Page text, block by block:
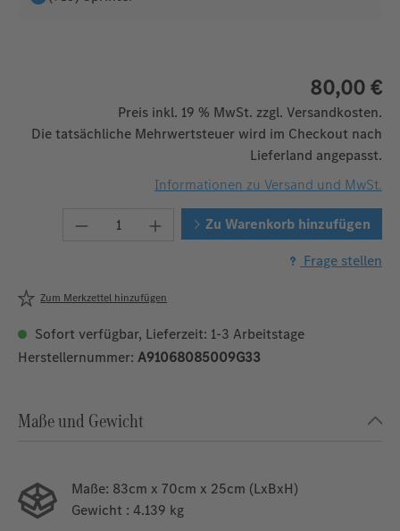
80,00 €
Preis inkl. 19 % MwSt. zzgl. Versandkosten.
Die tatsächliche Mehrwertsteuer wird im Checkout nach
Lieferland angepasst.
Informationen zu Versand und MwSt.
Produkt Anzahl: Gib denZu Warenkorb hinzufügen
Frage stellen
Zum Merkzettel hinzufügen
Sofort verfügbar, Lieferzeit: 1-3 Arbeitstage
Herstellernummer: A91068085009G33
Maße und Gewicht
Maße: 83cm x 70cm x 25cm (LxBxH)
Gewicht : 4.139 kg